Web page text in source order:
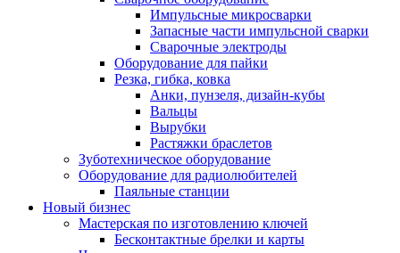
Импульсные микросварки
Запасные части импульсной сварки
Сварочные электроды
Оборудование для пайки
Резка, гибка, ковка
Анки, пунзеля, дизайн-кубы
Вальцы
Вырубки
Растяжки браслетов
Зуботехническое оборудование
Оборудование для радиолюбителей
Паяльные станции
Новый бизнес
Мастерская по изготовлению ключей
Бесконтактные брелки и карты